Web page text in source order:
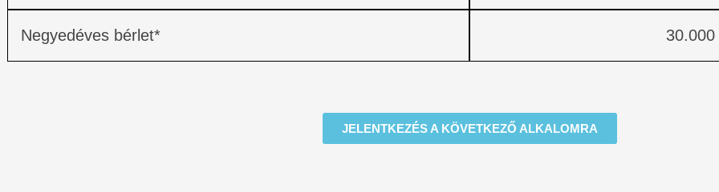
Negyedéves bérlet* 30.000
JELENTKEZÉS A KÖVETKEZŐ ALKALOMRA